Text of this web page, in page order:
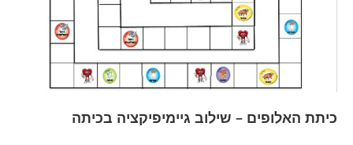
כיתת האלופים – שילוב גיימיפיקציה בכיתה